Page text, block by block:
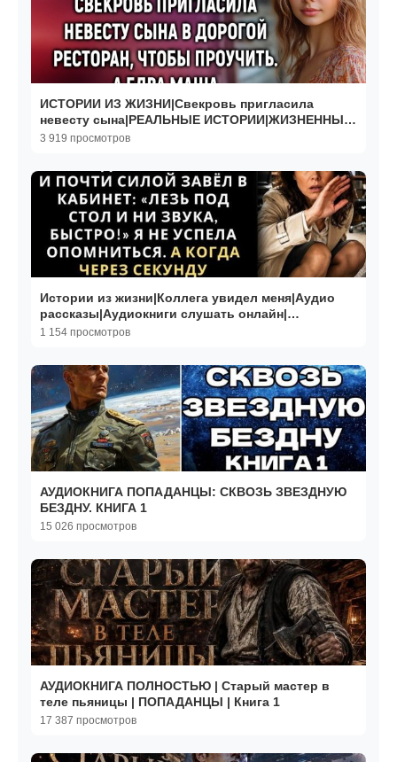
ИСТОРИИ ИЗ ЖИЗНИ|Свекровь пригласила
невесту сына|РЕАЛЬНЫЕ ИСТОРИИ|ЖИЗНЕННЫЕ
ИСТОРИИ
3 919 просмотров
Истории из жизни|Коллега увидел меня|Аудио
рассказы|Аудиокниги слушать онлайн|
Жизненные истории
1 154 просмотров
АУДИОКНИГА ПОПАДАНЦЫ: СКВОЗЬ ЗВЕЗДНУЮ
БЕЗДНУ. КНИГА 1
15 026 просмотров
АУДИОКНИГА ПОЛНОСТЬЮ | Старый мастер в
теле пьяницы | ПОПАДАНЦЫ | Книга 1
17 387 просмотров